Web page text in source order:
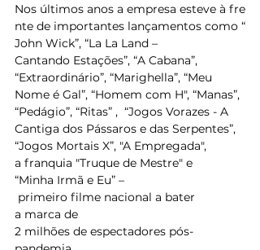
Nos últimos anos a empresa esteve à fre
nte de importantes lançamentos como “
John Wick”, “La La Land –
Cantando Estações”, “A Cabana”,
“Extraordinário”, “Marighella”, “Meu
Nome é Gal”, “Homem com H", “Manas”,
“Pedágio”, “Ritas” ,  “Jogos Vorazes - A
Cantiga dos Pássaros e das Serpentes”,
“Jogos Mortais X”, "A Empregada",
a franquia "Truque de Mestre" e
“Minha Irmã e Eu” –
primeiro filme nacional a bater
a marca de
2 milhões de espectadores pós-